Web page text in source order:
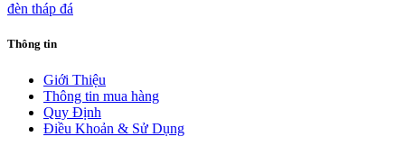
đèn tháp đá
Thông tin
Giới Thiệu
Thông tin mua hàng
Quy Định
Điều Khoản & Sử Dụng